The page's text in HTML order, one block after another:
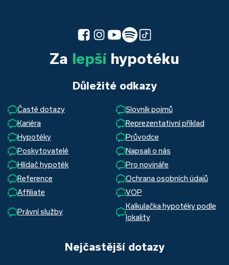
Za lepšíhypotéku
Důležité odkazy
Časté dotazy
Slovník pojmů
Kariéra
Reprezentativní příklad
Hypotéky
Průvodce
Poskytovatelé
Napsali o nás
Hlídač hypoték
Pro novináře
Reference
Ochrana osobních údajů
Affiliate
VOP
Právní služby
Kalkulačka hypotéky podle
lokality
Nejčastější dotazy